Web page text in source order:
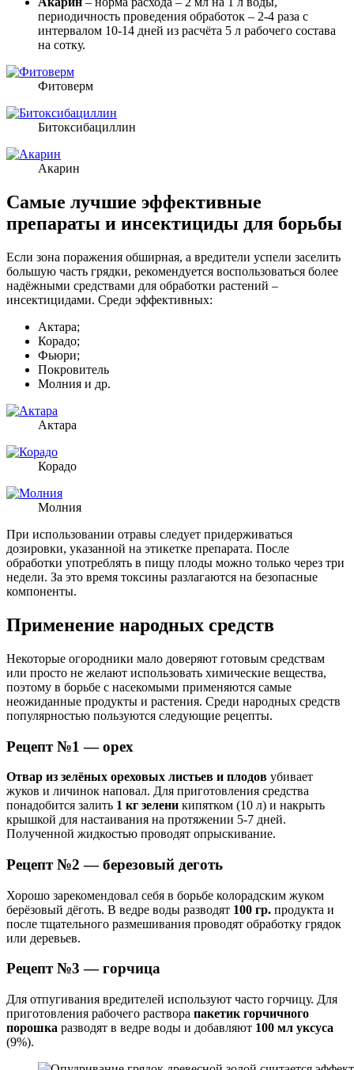
периодичность проведения обработок – 2-4 раза с
интервалом 10-14 дней из расчёта 5 л рабочего состава
на сотку.
Фитоверм
Битоксибациллин
Акарин
Самые лучшие эффективные
препараты и инсектициды для борьбы
Если зона поражения обширная, а вредители успели заселить
большую часть грядки, рекомендуется воспользоваться более
надёжными средствами для обработки растений –
инсектицидами. Среди эффективных:
Актара;
Корадо;
Фьюри;
Покровитель
Молния и др.
Актара
Корадо
Молния
При использовании отравы следует придерживаться
дозировки, указанной на этикетке препарата. После
обработки употреблять в пищу плоды можно только через три
недели. За это время токсины разлагаются на безопасные
компоненты.
Применение народных средств
Некоторые огородники мало доверяют готовым средствам
или просто не желают использовать химические вещества,
поэтому в борьбе с насекомыми применяются самые
неожиданные продукты и растения. Среди народных средств
популярностью пользуются следующие рецепты.
Рецепт №1 — орех
Отвар из зелёных ореховых листьев и плодов убивает
жуков и личинок наповал. Для приготовления средства
понадобится залить 1 кг зелени кипятком (10 л) и накрыть
крышкой для настаивания на протяжении 5-7 дней.
Полученной жидкостью проводят опрыскивание.
Рецепт №2 — березовый деготь
Хорошо зарекомендовал себя в борьбе колорадским жуком
берёзовый дёготь. В ведре воды разводят 100 гр. продукта и
после тщательного размешивания проводят обработку грядок
или деревьев.
Рецепт №3 — горчица
Для отпугивания вредителей используют часто горчицу. Для
приготовления рабочего раствора пакетик горчичного
порошка разводят в ведре воды и добавляют 100 мл уксуса
(9%).